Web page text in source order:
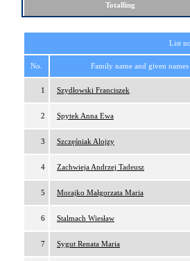
Totalling
List
No. Family name and given names
1 Szydłowski Franciszek
2 Spytek Anna Ewa
3 Szczęśniak Alojzy
4 Zachwieja Andrzej Tadeusz
5 Morajko Małgorzata Maria
6 Stalmach Wiesław
7 Sygut Renata Maria